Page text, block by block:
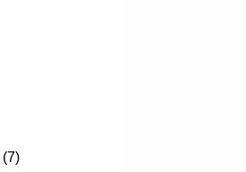
(7)